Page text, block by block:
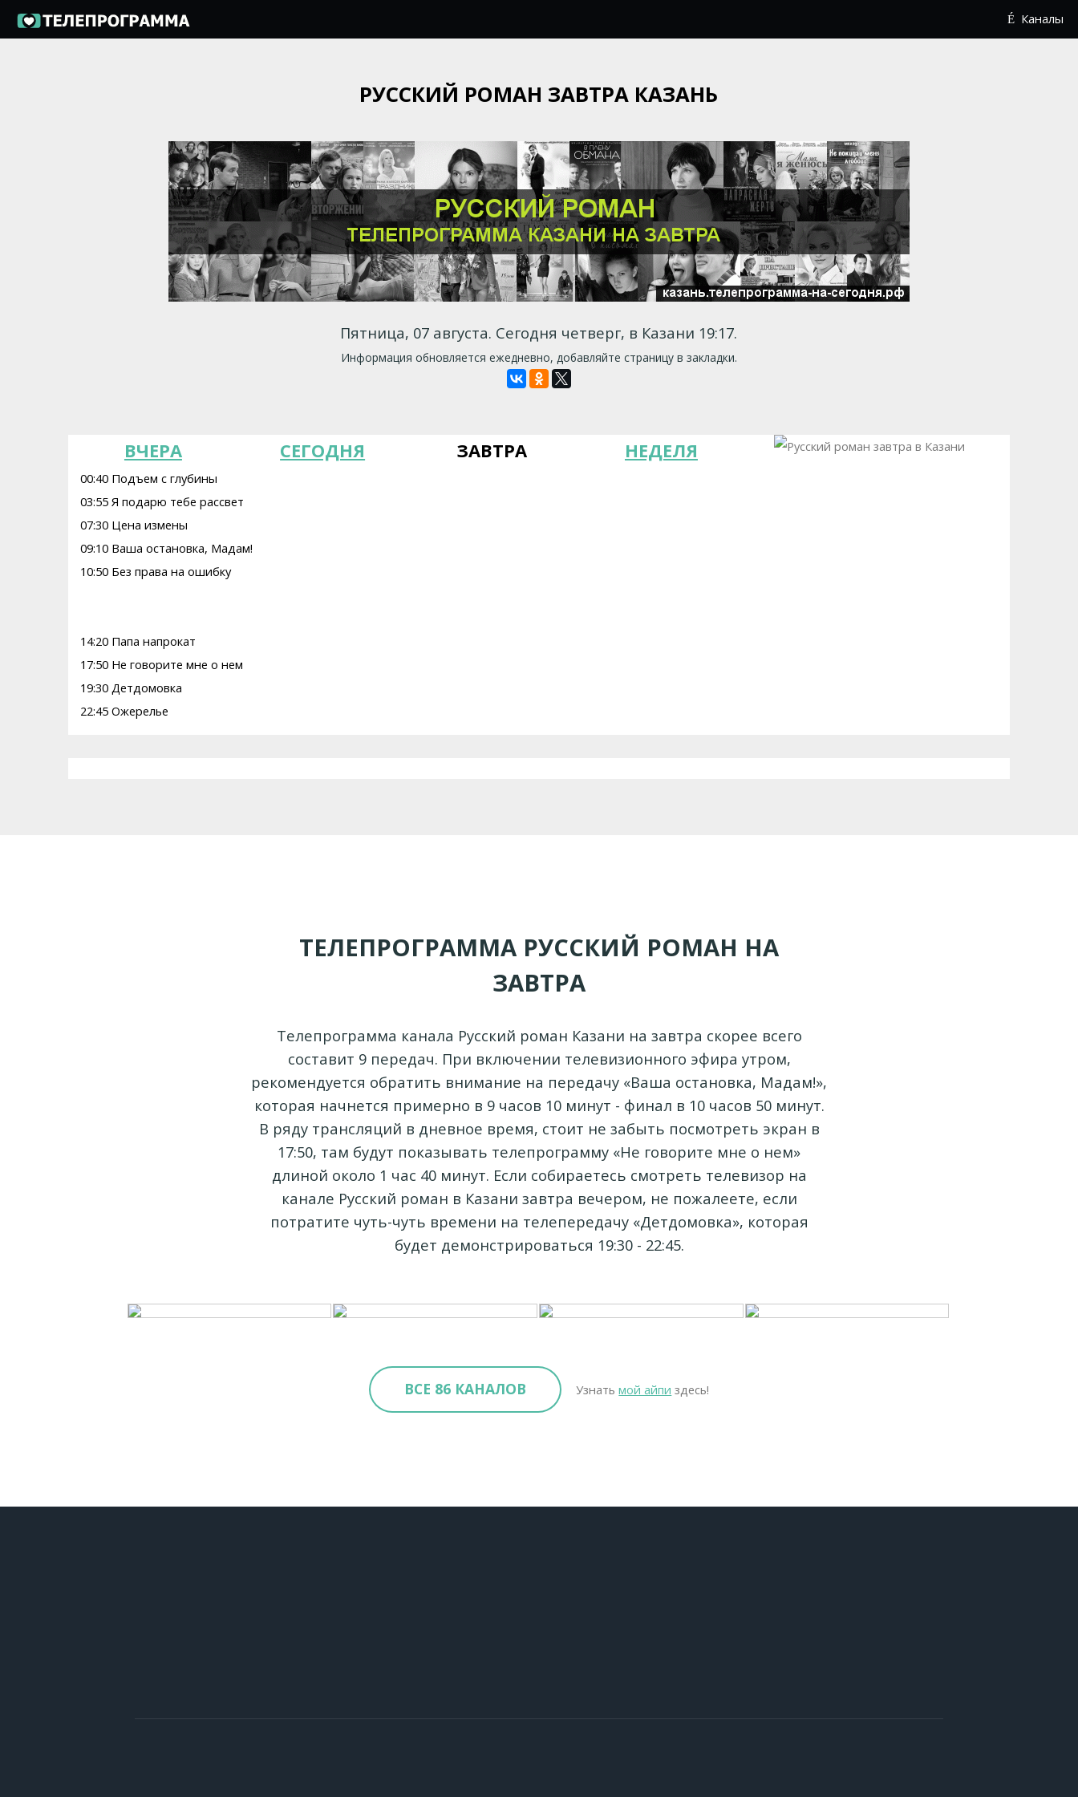
Каналы
РУССКИЙ РОМАН ЗАВТРА КАЗАНЬ
Пятница, 07 августа. Сегодня четверг, в Казани 19:17.
Информация обновляется ежедневно, добавляйте страницу в закладки.
ВЧЕРА СЕГОДНЯ ЗАВТРА НЕДЕЛЯ
00:40 Подъем с глубины
03:55 Я подарю тебе рассвет
07:30 Цена измены
09:10 Ваша остановка, Мадам!
10:50 Без права на ошибку
14:20 Папа напрокат
17:50 Не говорите мне о нем
19:30 Детдомовка
22:45 Ожерелье
ТЕЛЕПРОГРАММА РУССКИЙ РОМАН НА
ЗАВТРА
Телепрограмма канала Русский роман Казани на завтра скорее всего
составит 9 передач. При включении телевизионного эфира утром,
рекомендуется обратить внимание на передачу «Ваша остановка, Мадам!»,
которая начнется примерно в 9 часов 10 минут - финал в 10 часов 50 минут.
В ряду трансляций в дневное время, стоит не забыть посмотреть экран в
17:50, там будут показывать телепрограмму «Не говорите мне о нем»
длиной около 1 час 40 минут. Если собираетесь смотреть телевизор на
канале Русский роман в Казани завтра вечером, не пожалеете, если
потратите чуть-чуть времени на телепередачу «Детдомовка», которая
будет демонстрироваться 19:30 - 22:45.
ВСЕ 86 КАНАЛОВ Узнатьмой айпи здесь!